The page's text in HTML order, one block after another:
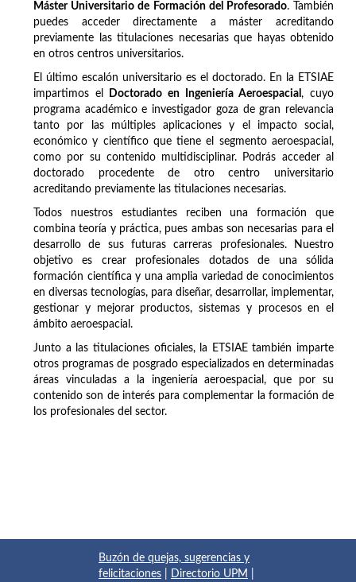
Máster Universitario de Formación del Profesorado. También
puedes acceder directamente a máster acreditando
previamente las titulaciones necesarias que hayas obtenido
en otros centros universitarios.
El último escalón universitario es el doctorado. En la ETSIAE
impartimos el
Doctorado en Ingeniería Aeroespacial, cuyo
programa académico e investigador goza de gran relevancia
tanto por las múltiples aplicaciones y el impacto social,
económico y científico que tiene el segmento aeroespacial,
como por su contenido multidisciplinar. Podrás acceder al
doctorado procedente de otro centro universitario
acreditando previamente las titulaciones necesarias.
Todos nuestros estudiantes reciben una formación que
combina teoría y práctica, pues ambas son necesarias para el
desarrollo de sus futuras carreras profesionales. Nuestro
objetivo es crear profesionales dotados de una sólida
formación científica y una amplia variedad de conocimientos
en diversas tecnologías, para diseñar, desarrollar, implementar,
gestionar y mejorar productos, sistemas y procesos en el
ámbito aeroespacial.
Junto a las titulaciones oficiales, la ETSIAE también imparte
otros programas de posgrado especializados en determinadas
áreas vinculadas a la ingeniería aeroespacial, que por su
contenido son de interés para complementar la formación de
los profesionales del sector.
Buzón de quejas, sugerencias y
felicitaciones
Directorio UPM